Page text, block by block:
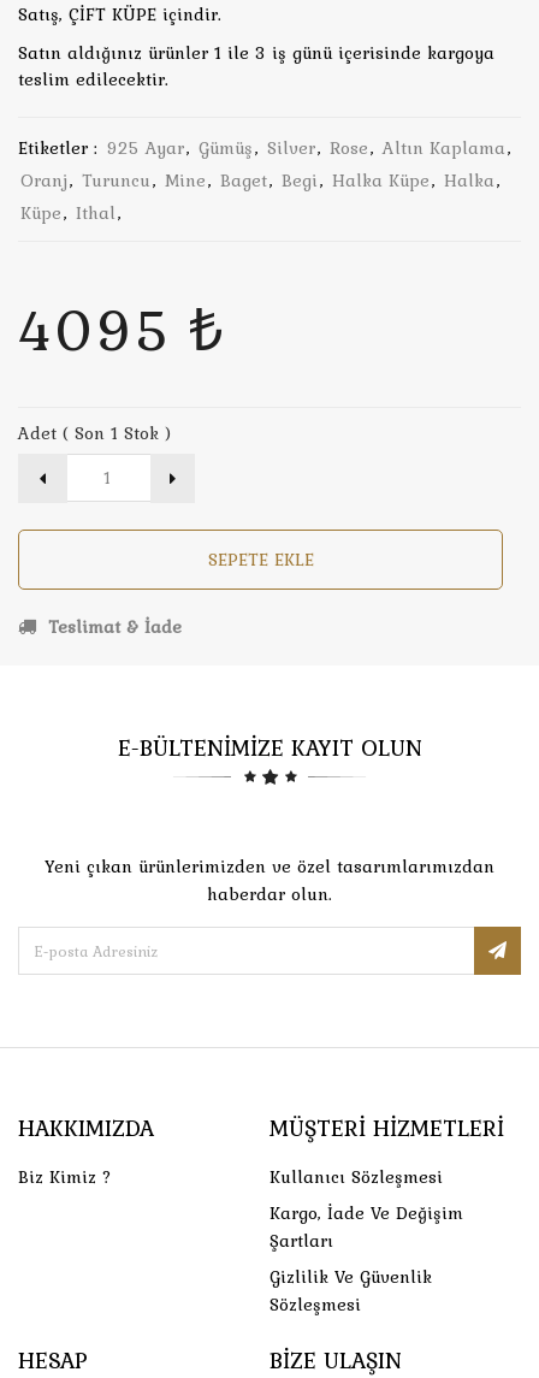
Satış, ÇİFT KÜPE içindir.
Satın aldığınız ürünler 1 ile 3 iş günü içerisinde kargoya
teslim edilecektir.
Etiketler : 925 Ayar, Gümüş, Silver, Rose, Altın Kaplama,
Oranj, Turuncu, Mine, Baget, Begi, Halka Küpe, Halka,
Küpe, Ithal,
4095 ₺
Adet ( Son 1 Stok )
SEPETE EKLE
Teslimat & İade
E-BÜLTENİMİZE KAYIT OLUN
Yeni çıkan ürünlerimizden ve özel tasarımlarımızdan
haberdar olun.
HAKKIMIZDA
Biz Kimiz ?
MÜŞTERI HIZMETLERI
Kullanıcı Sözleşmesi
Kargo, İade Ve Değişim
Şartları
Gizlilik Ve Güvenlik
Sözleşmesi
HESAP BIZE ULAŞIN